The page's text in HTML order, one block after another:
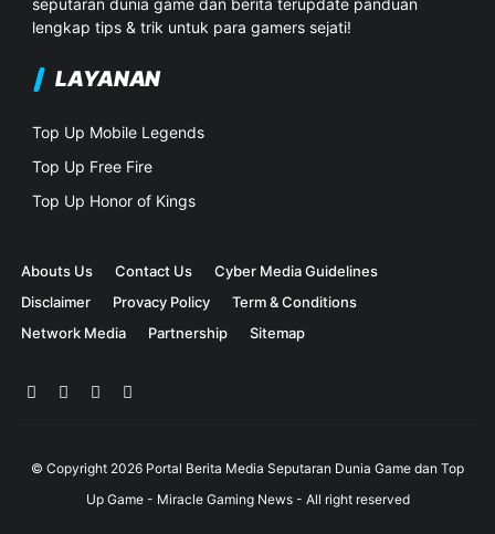
seputaran dunia game dan berita terupdate panduan
lengkap tips & trik untuk para gamers sejati!
LAYANAN
Top Up Mobile Legends
Top Up Free Fire
Top Up Honor of Kings
Abouts Us Contact Us
Cyber Media Guidelines
Disclaimer
Provacy Policy
Term & Conditions
Network Media
Partnership Sitemap
© Copyright 2026 Portal Berita Media Seputaran Dunia Game dan Top
Up Game - Miracle Gaming News- All right reserved